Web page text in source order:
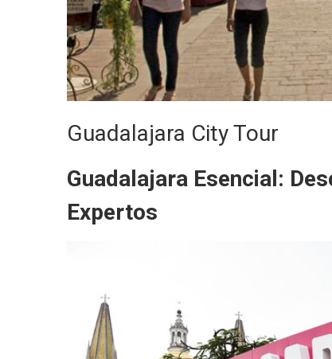
Guadalajara City Tour
Guadalajara Esencial:
Expertos